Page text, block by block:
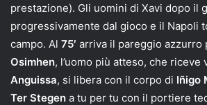
prestazione). Gli uomini di Xavi dopo il
progressivamente dal gioco e il Napoli
campo. Al 75′ arriva il pareggio azzurro
Osimhen, l’uomo più atteso, che
Anguissa, si libera con il corpo di Iñigo
Ter Stegen a tu per tu con il portiere